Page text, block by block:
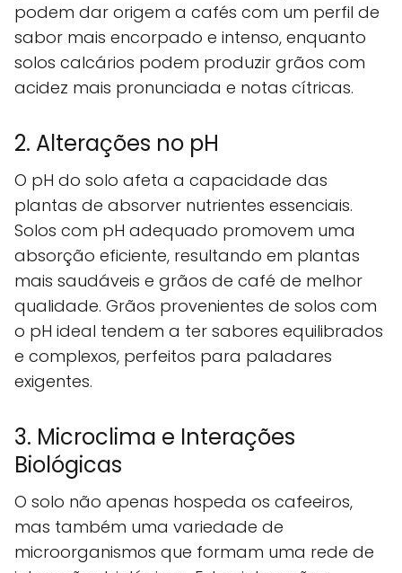
podem dar origem a cafés com um perfil de
sabor mais encorpado e intenso, enquanto
solos calcários podem produzir grãos com
acidez mais pronunciada e notas cítricas.
2. Alterações no pH
O pH do solo afeta a capacidade das
plantas de absorver nutrientes essenciais.
Solos com pH adequado promovem uma
absorção eficiente, resultando em plantas
mais saudáveis e grãos de café de melhor
qualidade. Grãos provenientes de solos com
o pH ideal tendem a ter sabores equilibrados
e complexos, perfeitos para paladares
exigentes.
3. Microclima e Interações
Biológicas
O solo não apenas hospeda os cafeeiros,
mas também uma variedade de
microorganismos que formam uma rede de